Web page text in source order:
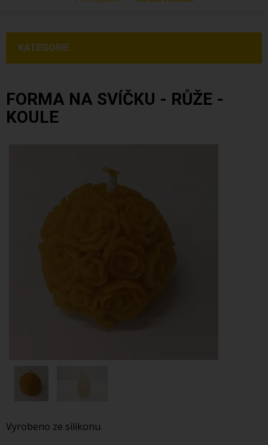
KATEGORIE
FORMA NA SVÍČKU - RŮŽE -
KOULE
Vyrobeno ze silikonu.